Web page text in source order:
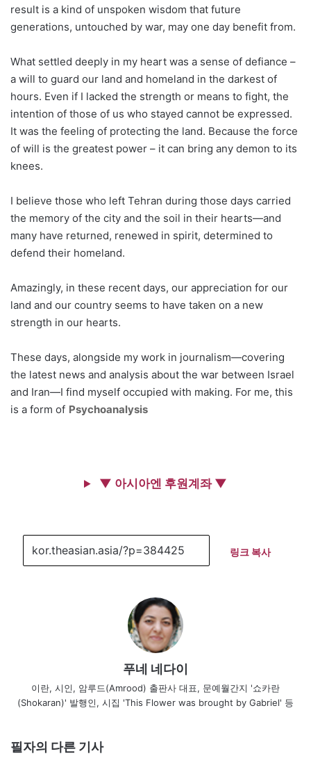
result is a kind of unspoken wisdom that future
generations, untouched by war, may one day benefit from.
What settled deeply in my heart was a sense of defiance –
a will to guard our land and homeland in the darkest of
hours. Even if I lacked the strength or means to fight, the
intention of those of us who stayed cannot be expressed.
It was the feeling of protecting the land. Because the force
of will is the greatest power – it can bring any demon to its
knees.
I believe those who left Tehran during those days carried
the memory of the city and the soil in their hearts—and
many have returned, renewed in spirit, determined to
defend their homeland.
Amazingly, in these recent days, our appreciation for our
land and our country seems to have taken on a new
strength in our hearts.
These days, alongside my work in journalism—covering
the latest news and analysis about the war between Israel
and Iran—I find myself occupied with making. For me, this
is a form of Psychoanalysis
▼ 아시아엔 후원계좌 ▼
링크 복사
푸네 네다이
이란, 시인, 암루드(Amrood) 출판사 대표, 문예월간지 '쇼카란
(Shokaran)' 발행인, 시집 'This Flower was brought by Gabriel' 등
필자의 다른 기사